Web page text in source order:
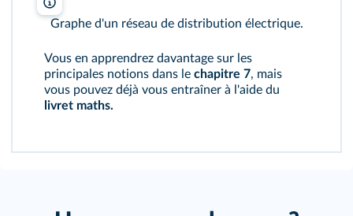
Graphe d'un réseau de distribution électrique.
Vous en apprendrez davantage sur les
principales notions dans le chapitre 7, mais
vous pouvez déjà vous entraîner à l'aide du
livret maths.